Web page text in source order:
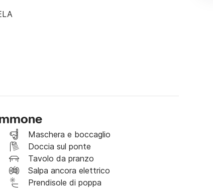
nostri skipper professionisti in un viaggio
in barca
O KAŠTELA
costi aggiuntivi)
Maschera e boccaglio
Doccia sul ponte
Tavolo da pranzo
Salpa ancora elettrico
Prendisole di poppa